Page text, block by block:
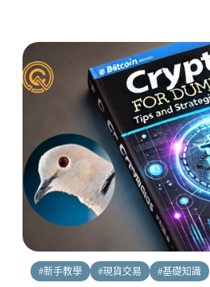
#新手教學 #現貨交易 #基礎知識